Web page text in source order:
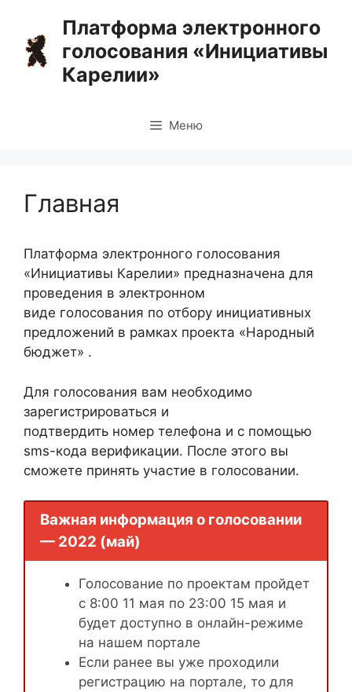
содержимому
Платформа электронного
голосования «Инициативы
Карелии»
Меню
Главная
Платформа электронного голосования
«Инициативы Карелии» предназначена для
проведения в электронном
виде голосования по отбору инициативных
предложений в рамках проекта «Народный
бюджет» .
Для голосования вам необходимо
зарегистрироваться и
подтвердить номер телефона и с помощью
sms-кода верификации. После этого вы
сможете принять участие в голосовании.
Важная информация о голосовании
— 2022 (май)
Голосование по проектам пройдет
с 8:00 11 мая по 23:00 15 мая и
будет доступно в онлайн-режиме
на нашем портале
Если ранее вы уже проходили
регистрацию на портале, то для